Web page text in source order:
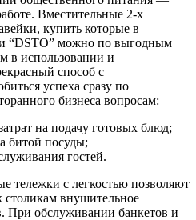
Вместительные 2-х
купить которые в
“DSTO” можно по выгодным
в использовании и
способ с
успеха сразу по
бизнеса вопросам:
на подачу готовых блюд;
битой посуды;
гостей.
тележки с легкостью позволяют
столикам внушительное
При обслуживании банкетов и